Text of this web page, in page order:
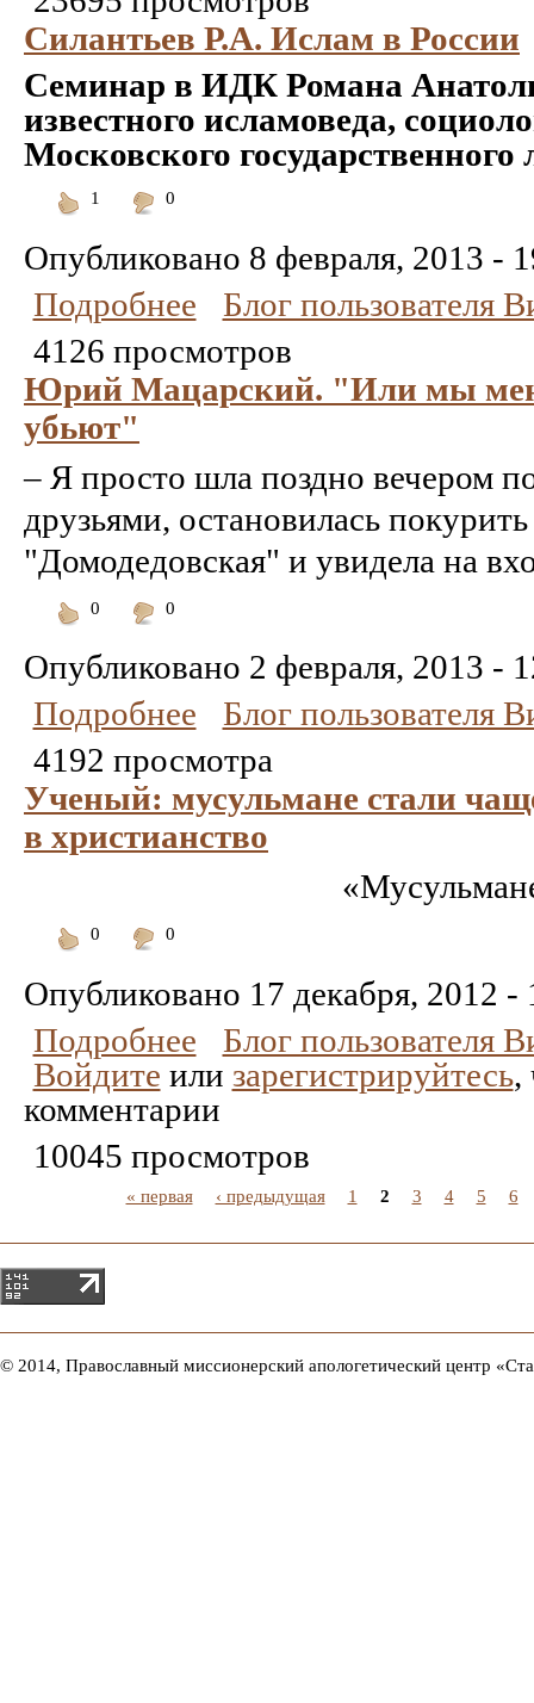
Силантьев Р.А. Ислам в России
Семинар в ИДК Романа
известного исламоведа,
Московского государственного
1
0
Опубликовано 8 февраля, 2013 -
Подробнее
Блог пользователя
4126 просмотров
Юрий Мацарский. "Или мы
убьют"
– Я просто шла поздно вечером
друзьями, остановилась
"Домодедовская" и увидела на
0
0
Опубликовано 2 февраля, 2013 -
Подробнее
Блог пользователя
4192 просмотра
Ученый: мусульмане стали
в христианство
0
0
Опубликовано 17 декабря, 2012 -
Подробнее
Блог пользователя
Войдите или зарегистрируйтесь,
комментарии
10045 просмотров
« первая ‹ предыдущая 1 2 3 4 5 6
© 2014, Православный миссионерский апологетический центр